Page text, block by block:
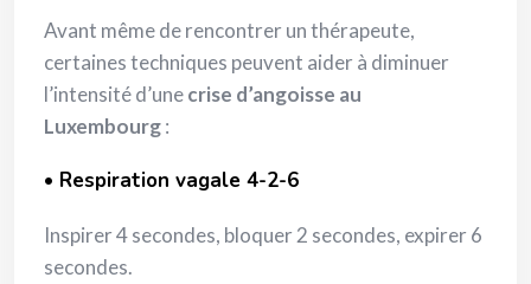
Avant même de rencontrer un thérapeute,
certaines techniques peuvent aider à diminuer
l’intensité d’unecrise d’angoisse au
Luxembourg:
• Respiration vagale 4-2-6
Inspirer 4 secondes, bloquer 2 secondes, expirer 6
secondes.